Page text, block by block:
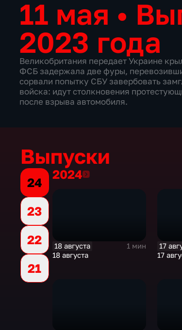
11 мая •
2023 года
Великобритания передает Украине
ФСБ задержала две фуры,
сорвали попытку СБУ завербовать
войска: идут столкновения
после взрыва автомобиля.
Выпуски
24
23
22
21
20242024
18 августа
1 мин
18 августа
17
17